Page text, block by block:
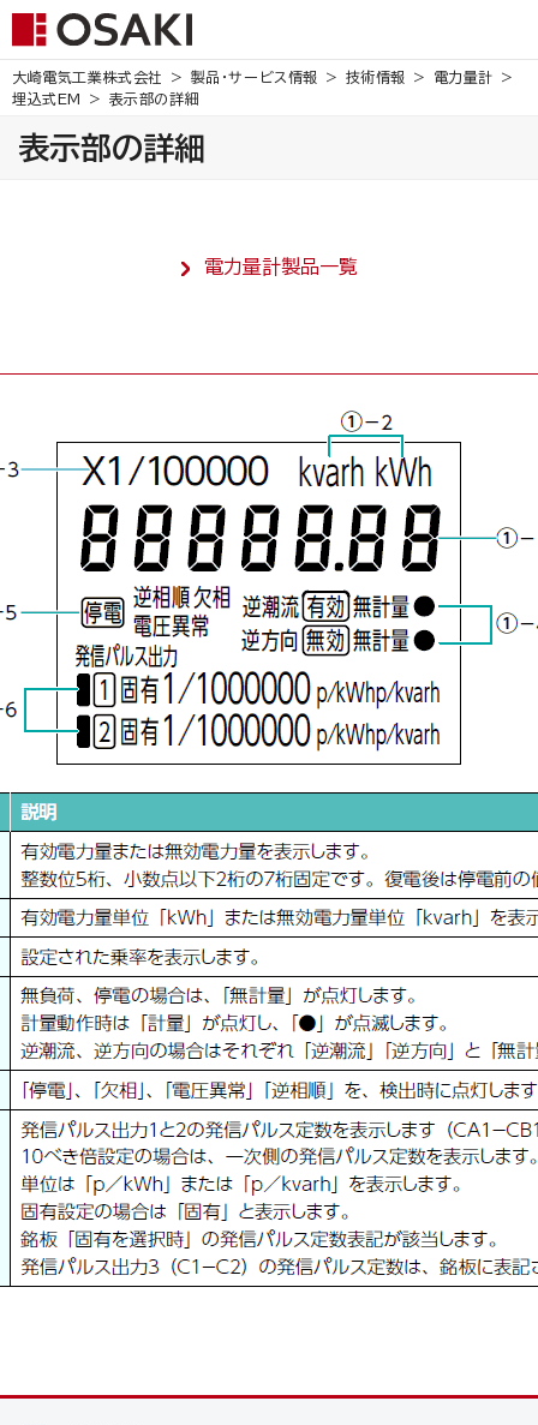
大崎電気工業株式会社 製品・サービス情報 技術情報
電力量計
埋込式EM
表示部の詳細
表示部の詳細
電力量計製品一覧